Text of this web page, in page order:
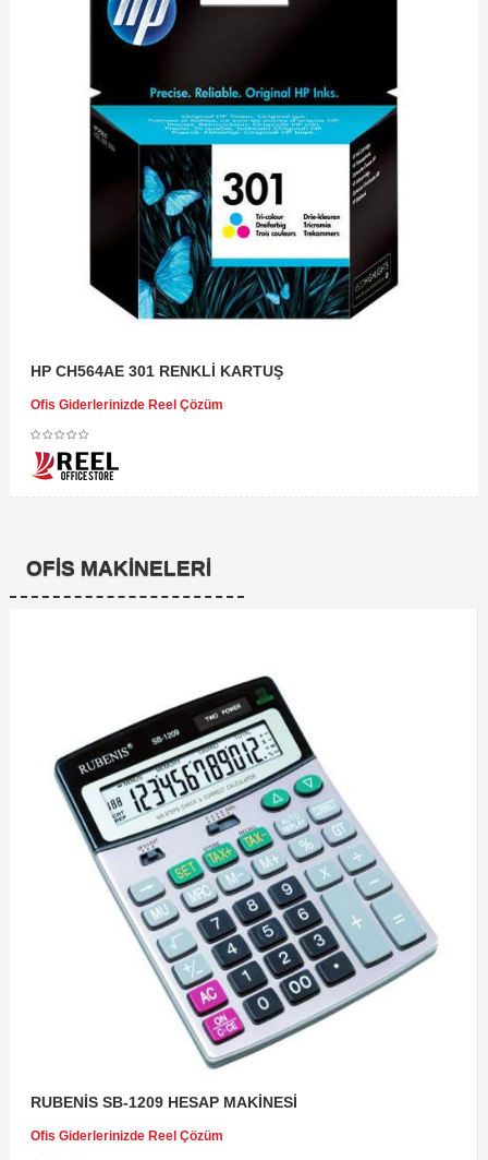
HP CH564AE 301 RENKLİ KARTUŞ
Ofis Giderlerinizde Reel Çözüm
OFIS MAKINELERI
RUBENİS SB-1209 HESAP MAKİNESİ
Ofis Giderlerinizde Reel Çözüm